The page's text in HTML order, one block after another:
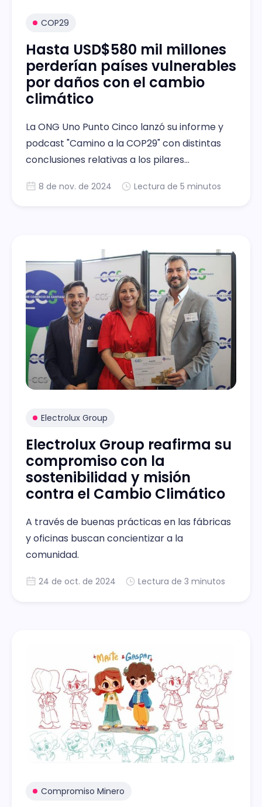
COP29
Hasta USD$580 mil millones
perderían países vulnerables
por daños con el cambio
climático
La ONG Uno Punto Cinco lanzó su informe y
podcast "Camino a la COP29" con distintas
conclusiones relativas a los pilares
mundial.
8 de nov. de 2024 Lectura de 5 minutos
Electrolux Group
Electrolux Group reafirma su
compromiso con la
sostenibilidad y misión
contra el Cambio Climático
A través de buenas prácticas en las fábricas
y oficinas buscan concientizar a la
comunidad.
24 de oct. de 2024 Lectura de 3 minutos
Compromiso Minero